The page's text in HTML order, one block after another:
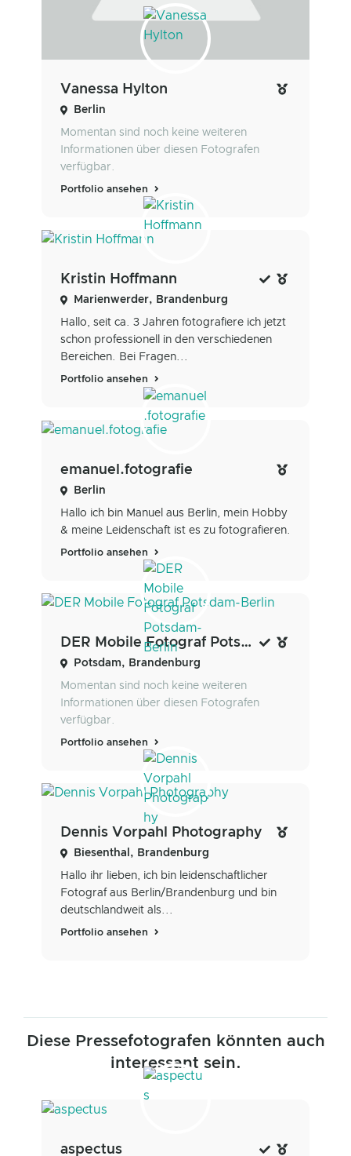
Vanessa Hylton
Berlin
Momentan sind noch keine weiteren
Informationen über diesen Fotografen
verfügbar.
Portfolio ansehen
Kristin Hoffmann
Marienwerder, Brandenburg
Hallo, seit ca. 3 Jahren fotografiere ich jetzt
schon professionell in den verschiedenen
Bereichen. Bei Fragen...
Portfolio ansehen
emanuel.fotografie
Berlin
Hallo ich bin Manuel aus Berlin, mein Hobby
& meine Leidenschaft ist es zu fotografieren.
Portfolio ansehen
DER Mobile Fotograf Potsdam-Berlin
Potsdam, Brandenburg
Momentan sind noch keine weiteren
Informationen über diesen Fotografen
verfügbar.
Portfolio ansehen
Dennis Vorpahl Photography
Biesenthal, Brandenburg
Hallo ihr lieben, ich bin leidenschaftlicher
Fotograf aus Berlin/Brandenburg und bin
deutschlandweit als...
Portfolio ansehen
Diese Pressefotografen könnten auch
interessant sein.
aspectus